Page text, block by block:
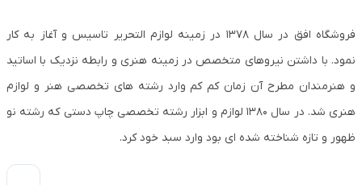
فروشگاه افق در سال ۱۳۷۸ در زمینه لوازم التحریر تاسیس و آغاز به کار
نمود. با داشتن نیروهای متخصص در زمینه هنری و رابطه نزدیک با اساتید
و هنرمندان مطرح آن زمان کم کم وارد رشته های تخصصی هنر و لوازم
هنری شد. در سال ۱۳۸۰ لوازم و ابزار رشته تخصصی چاپ دستی که رشته نو
ظهور و تازه شناخته شده ای بود وارد سبد خود کرد.